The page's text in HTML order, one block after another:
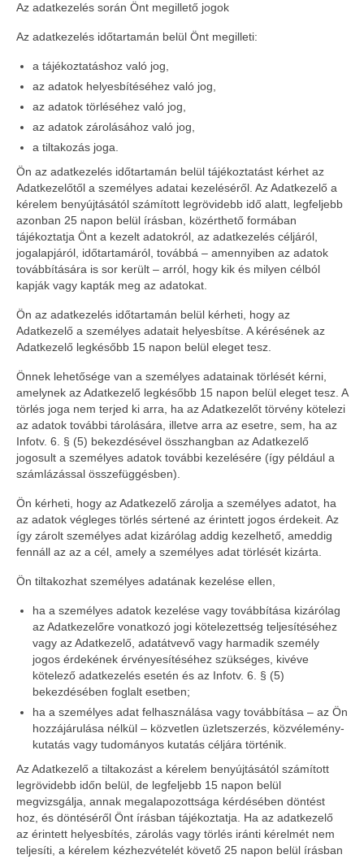
Az adatkezelés során Önt megillető jogok
Az adatkezelés időtartamán belül Önt megilleti:
a tájékoztatáshoz való jog,
az adatok helyesbítéséhez való jog,
az adatok törléséhez való jog,
az adatok zárolásához való jog,
a tiltakozás joga.
Ön az adatkezelés időtartamán belül tájékoztatást kérhet az
Adatkezelőtől a személyes adatai kezeléséről. Az Adatkezelő a
kérelem benyújtásától számított legrövidebb idő alatt, legfeljebb
azonban 25 napon belül írásban, közérthető formában
tájékoztatja Önt a kezelt adatokról, az adatkezelés céljáról,
jogalapjáról, időtartamáról, továbbá – amennyiben az adatok
továbbítására is sor került – arról, hogy kik és milyen célból
kapják vagy kapták meg az adatokat.
Ön az adatkezelés időtartamán belül kérheti, hogy az
Adatkezelő a személyes adatait helyesbítse. A kérésének az
Adatkezelő legkésőbb 15 napon belül eleget tesz.
Önnek lehetősége van a személyes adatainak törlését kérni,
amelynek az Adatkezelő legkésőbb 15 napon belül eleget tesz. A
törlés joga nem terjed ki arra, ha az Adatkezelőt törvény kötelezi
az adatok további tárolására, illetve arra az esetre, sem, ha az
Infotv. 6. § (5) bekezdésével összhangban az Adatkezelő
jogosult a személyes adatok további kezelésére (így például a
számlázással összefüggésben).
Ön kérheti, hogy az Adatkezelő zárolja a személyes adatot, ha
az adatok végleges törlés sértené az érintett jogos érdekeit. Az
így zárolt személyes adat kizárólag addig kezelhető, ameddig
fennáll az az a cél, amely a személyes adat törlését kizárta.
Ön tiltakozhat személyes adatának kezelése ellen,
ha a személyes adatok kezelése vagy továbbítása kizárólag
az Adatkezelőre vonatkozó jogi kötelezettség teljesítéséhez
vagy az Adatkezelő, adatátvevő vagy harmadik személy
jogos érdekének érvényesítéséhez szükséges, kivéve
kötelező adatkezelés esetén és az Infotv. 6. § (5)
bekezdésében foglalt esetben;
ha a személyes adat felhasználása vagy továbbítása – az Ön
hozzájárulása nélkül – közvetlen üzletszerzés, közvélemény-
kutatás vagy tudományos kutatás céljára történik.
Az Adatkezelő a tiltakozást a kérelem benyújtásától számított
legrövidebb időn belül, de legfeljebb 15 napon belül
megvizsgálja, annak megalapozottsága kérdésében döntést
hoz, és döntéséről Önt írásban tájékoztatja. Ha az adatkezelő
az érintett helyesbítés, zárolás vagy törlés iránti kérelmét nem
teljesíti, a kérelem kézhezvételét követő 25 napon belül írásban